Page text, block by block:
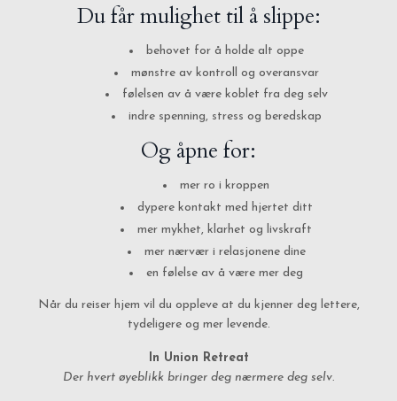
Du får mulighet til å slippe:
behovet for å holde alt oppe
mønstre av kontroll og overansvar
følelsen av å være koblet fra deg selv
indre spenning, stress og beredskap
Og åpne for:
mer ro i kroppen
dypere kontakt med hjertet ditt
mer mykhet, klarhet og livskraft
mer nærvær i relasjonene dine
en følelse av å være mer deg
Når du reiser hjem vil du oppleve at du kjenner deg lettere,
tydeligere og mer levende.
In Union Retreat
Der hvert øyeblikk bringer deg nærmere deg selv.